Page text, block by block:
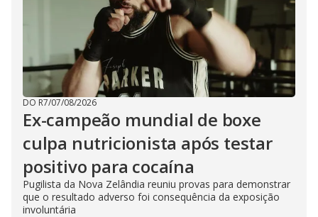
DO R7/07/08/2026
Ex-campeão mundial de boxe
culpa nutricionista após testar
positivo para cocaína
Pugilista da Nova Zelândia reuniu provas para demonstrar
que o resultado adverso foi consequência da exposição
involuntária